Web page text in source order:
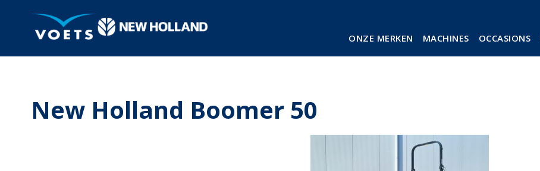
ONZE MERKEN MACHINES OCCASIONS
New Holland Boomer 50